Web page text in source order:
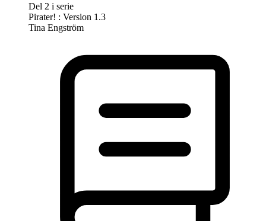
Del 2 i serie
Pirater! : Version 1.3
Tina Engström